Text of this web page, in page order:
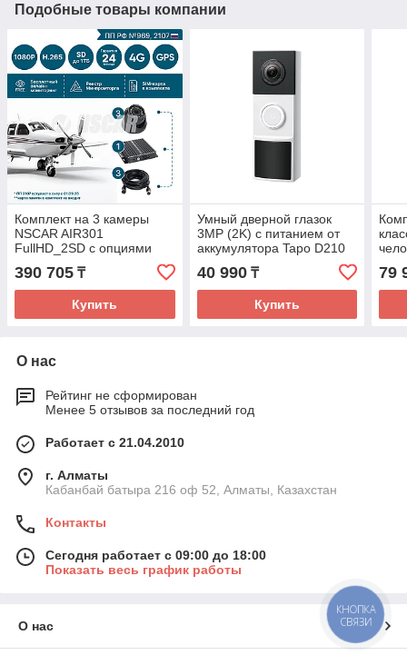
Подобные товары компании
Комплект на 3 камеры
NSCAR AIR301
FullHD_2SD с опциями
4G+GPS/Глонасс
390 705 ₸
Купить
Умный дверной глазок
3MP (2K) с питанием от
аккумулятора Tapo D210
40 990₸
Купить
79
О нас
Рейтинг не сформирован
Менее 5 отзывов за последний год
Работает с 21.04.2010
г. Алматы
Кабанбай батыра 216 оф 52, Алматы, Казахстан
Контакты
Сегодня работает с 09:00 до 18:00
Показать весь график работы
О нас
КНОПКА
СВЯЗИ